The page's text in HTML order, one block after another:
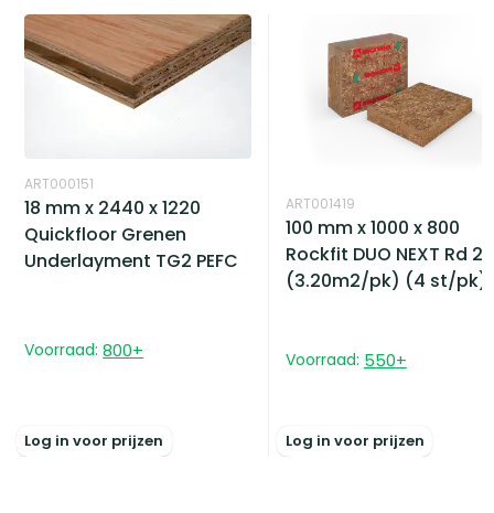
ART000151
18 mm x 2440 x 1220
Quickfloor Grenen
Underlayment TG2 PEFC
Voorraad: 800+
Log in voor prijzen
ART001419
100 mm x 1000 x 800
Rockfit DUO NEXT Rd
(3.20m2/pk) (4 st/pk)
Voorraad: 550+
Log in voor prijzen